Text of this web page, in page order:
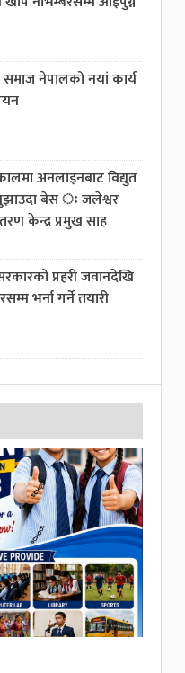
समाज नेपालको नयां कार्य
अनलाइनबाट विद्युत
बेस ः जलेश्वर
केन्द्र प्रमुख साह
प्रहरी जवानदेखि
भर्ना गर्ने तयारी